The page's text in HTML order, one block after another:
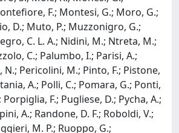
F.; Montesi, G.; Moro, G.;
D.; Muto, P.; Muzzonigro, G.;
C. L. A.; Nidini, M.; Ntreta, M.;
C.; Palumbo, I.; Parisi, A.;
N.; Pericolini, M.; Pinto, F.; Pistone,
A.; Polli, C.; Pomara, G.; Ponti,
Porpiglia, F.; Pugliese, D.; Pycha, A.;
A.; Randone, D. F.; Roboldi, V.;
M. P.; Ruoppo, G.;